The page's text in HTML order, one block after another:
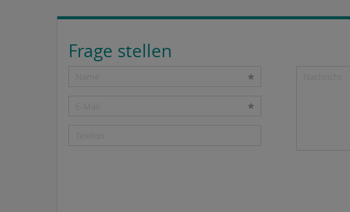
Frage stellen